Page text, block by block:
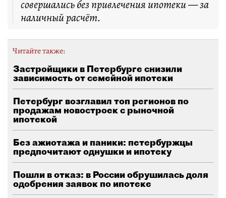
совершались без привлечения ипотеки — за
наличный расчёт.
Читайте также:
Застройщики в Петербурге снизили
зависимость от семейной ипотеки
Петербург возглавил топ регионов по
продажам новостроек с рыночной
ипотекой
Без ажиотажа и паники: петербуржцы
предпочитают однушки и ипотеку
Пошли в отказ: в России обрушилась доля
одобрения заявок по ипотеке